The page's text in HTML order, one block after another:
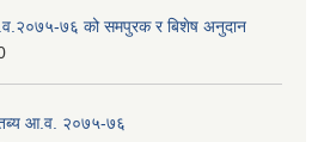
७६ को समपुरक र बिशेष अनुदान
आ.व. २०७५-७६